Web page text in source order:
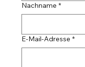
Nachname *
E-Mail-Adresse *